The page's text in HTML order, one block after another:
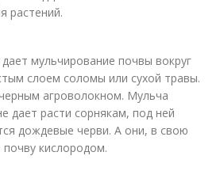
растений.
мульчирование почвы вокруг
слоем соломы или сухой травы.
агроволокном. Мульча
дает расти сорнякам, под ней
дождевые черви. А они, в свою
кислородом.